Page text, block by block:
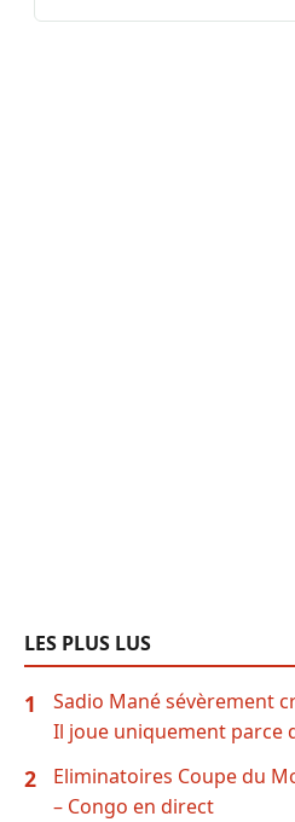
LES PLUS LUS
1
Sadio Mané sévèrement
Il joue uniquement parce
2
Eliminatoires Coupe du
– Congo en direct